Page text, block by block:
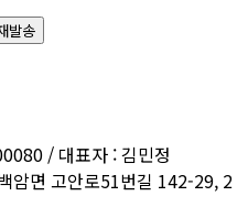
/ 대표자 : 김민정
암면 고안로51번길 142-29, 2